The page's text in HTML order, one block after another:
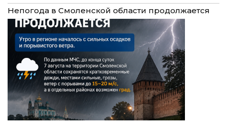
Непогода в Смоленской области продолжается